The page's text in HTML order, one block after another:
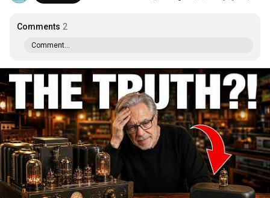
Comments 2
Comment...